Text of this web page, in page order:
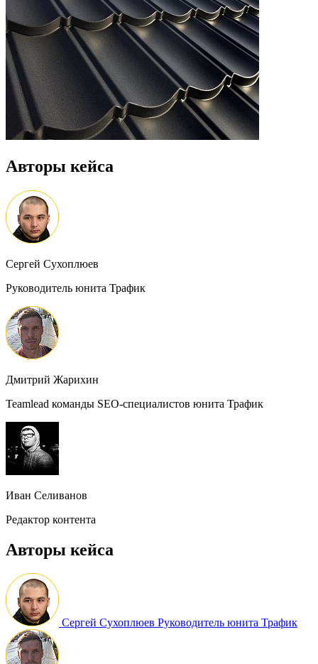
Авторы кейса
Сергей Сухоплюев
Руководитель юнита Трафик
Дмитрий Жарихин
Teamlead команды SEO-специалистов юнита Трафик
Иван Селиванов
Редактор контента
Авторы кейса
Сергей Сухоплюев Руководитель юнита Трафик